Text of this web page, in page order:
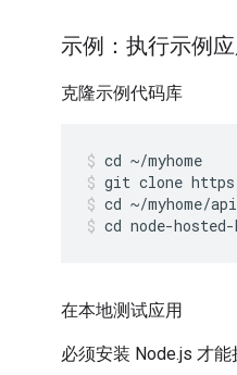
示例：执行示例
克隆示例代码库
cd ~/myhome
git clone
cd ~/myhome/
cd node-
在本地测试应用
必须安装 Node.js 才能